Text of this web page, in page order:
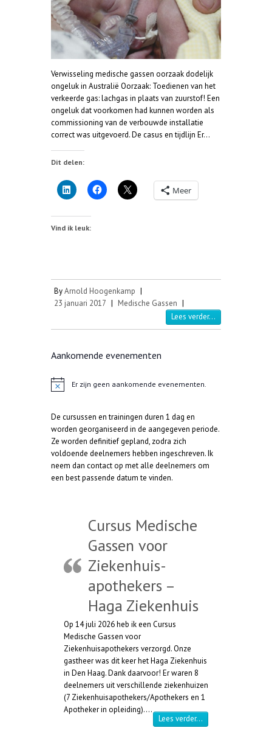
Verwisseling medische gassen oorzaak dodelijk
ongeluk in Australië Oorzaak: Toedienen van het
verkeerde gas: lachgas in plaats van zuurstof! Een
ongeluk dat voorkomen had kunnen worden als
commissioning van de verbouwde installatie
correct was uitgevoerd. De casus en tijdlijn Er…
Dit delen:
Meer
Vind ik leuk:
ByArnold Hoogenkamp |
23 januari 2017 | Medische Gassen |
Lees verder...
Aankomende evenementen
c
h
t
Er zijn geen aankomende evenementen.
De cursussen en trainingen duren 1 dag en
worden georganiseerd in de aangegeven periode.
Ze worden definitief gepland, zodra zich
voldoende deelnemers hebben ingeschreven. Ik
neem dan contact op met alle deelnemers om
een best passende datum te vinden.
Cursus Medische
Gassen voor
Ziekenhuis-
apothekers –
Haga Ziekenhuis
Op 14 juli 2026 heb ik een Cursus
Medische Gassen voor
Ziekenhuisapothekers verzorgd. Onze
gastheer was dit keer het Haga Ziekenhuis
in Den Haag. Dank daarvoor! Er waren 8
deelnemers uit verschillende ziekenhuizen
(7 Ziekenhuisapothekers/Apothekers en 1
Apotheker in opleiding).…
Lees verder…